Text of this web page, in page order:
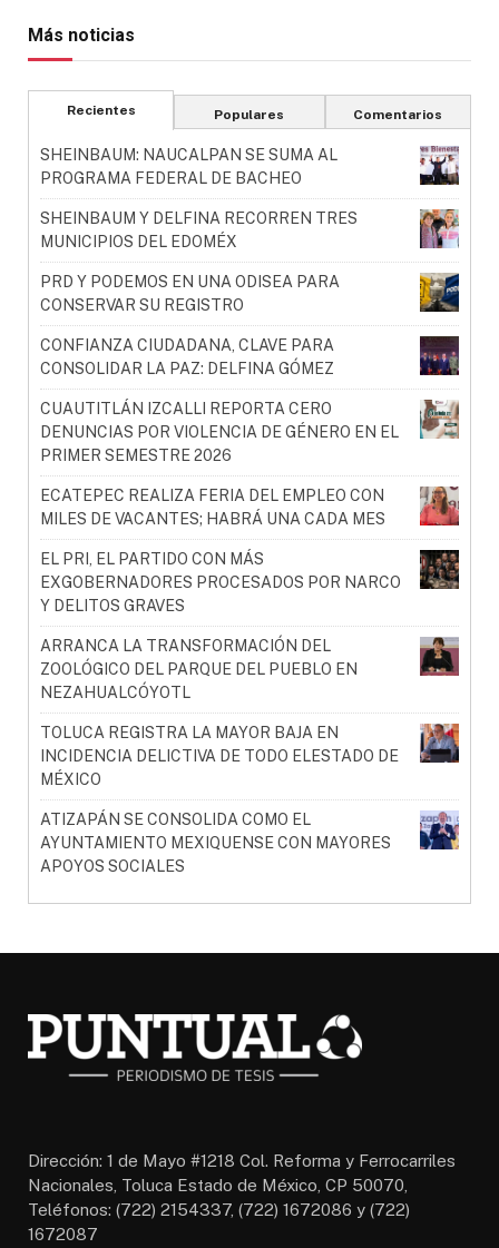
Más noticias
Recientes Populares Comentarios
SHEINBAUM: NAUCALPAN SE SUMA AL
PROGRAMA FEDERAL DE BACHEO
SHEINBAUM Y DELFINA RECORREN TRES
MUNICIPIOS DEL EDOMÉX
PRD Y PODEMOS EN UNA ODISEA PARA
CONSERVAR SU REGISTRO
CONFIANZA CIUDADANA, CLAVE PARA
CONSOLIDAR LA PAZ: DELFINA GÓMEZ
CUAUTITLÁN IZCALLI REPORTA CERO
DENUNCIAS POR VIOLENCIA DE GÉNERO EN EL
PRIMER SEMESTRE 2026
ECATEPEC REALIZA FERIA DEL EMPLEO CON
MILES DE VACANTES; HABRÁ UNA CADA MES
EL PRI, EL PARTIDO CON MÁS
EXGOBERNADORES PROCESADOS POR NARCO
Y DELITOS GRAVES
ARRANCA LA TRANSFORMACIÓN DEL
ZOOLÓGICO DEL PARQUE DEL PUEBLO EN
NEZAHUALCÓYOTL
TOLUCA REGISTRA LA MAYOR BAJA EN
INCIDENCIA DELICTIVA DE TODO ELESTADO DE
MÉXICO
ATIZAPÁN SE CONSOLIDA COMO EL
AYUNTAMIENTO MEXIQUENSE CON MAYORES
APOYOS SOCIALES
Dirección: 1 de Mayo #1218 Col. Reforma y Ferrocarriles
Nacionales, Toluca Estado de México, CP 50070,
Teléfonos: (722) 2154337, (722) 1672086 y (722)
1672087